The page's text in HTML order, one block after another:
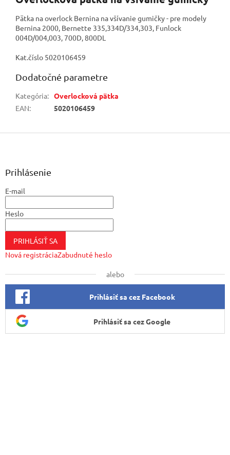
Pätka na overlock Bernina na všívanie gumičky - pre modely
Bernina 2000, Bernette 335,334D/334,303, Funlock
004D/004,003, 700D, 800DL
Kat.číslo 5020106459
Dodatočné parametre
Kategória: Overlocková pätka
EAN: 5020106459
Z
Prihlásenie
E-mail
Heslo
PRIHLÁSIŤ SA
Nová registráciaZabudnuté heslo
alebo
Prihlásiť sa cez Facebook
Prihlásiť sa cez Google